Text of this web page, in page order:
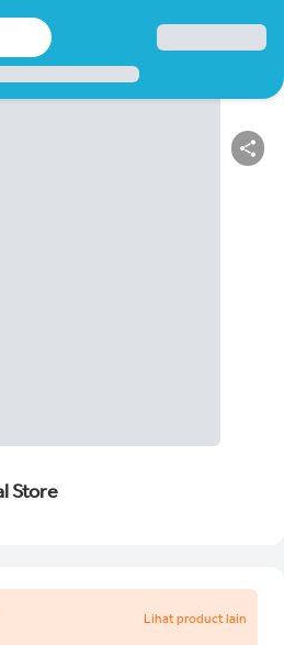
Store
Lihat product lain